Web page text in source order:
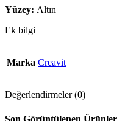
Yüzey: Altın
Ek bilgi
Marka Creavit
Değerlendirmeler (0)
Son Görüntülenen Ürünler